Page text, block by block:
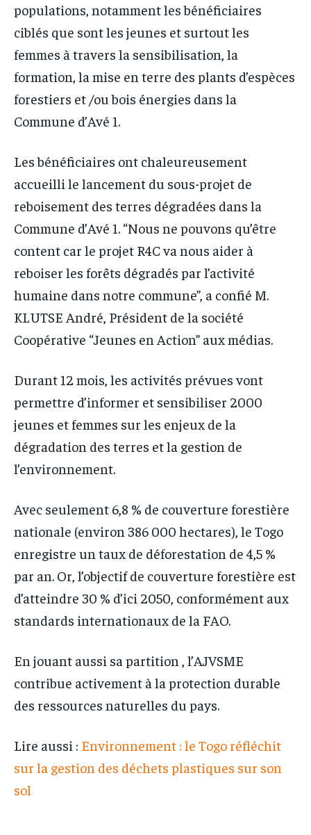
populations, notamment les bénéficiaires
ciblés que sont les jeunes et surtout les
femmes à travers la sensibilisation, la
formation, la mise en terre des plants d’espèces
forestiers et /ou bois énergies dans la
Commune d’Avé 1.
Les bénéficiaires ont chaleureusement
accueilli le lancement du sous-projet de
reboisement des terres dégradées dans la
Commune d’Avé 1. “Nous ne pouvons qu’être
content car le projet R4C va nous aider à
reboiser les forêts dégradés par l’activité
humaine dans notre commune”, a confié M.
KLUTSE André, Président de la société
Coopérative “Jeunes en Action” aux médias.
Durant 12 mois, les activités prévues vont
permettre d’informer et sensibiliser 2000
jeunes et femmes sur les enjeux de la
dégradation des terres et la gestion de
l’environnement.
Avec seulement 6,8 % de couverture forestière
nationale (environ 386 000 hectares), le Togo
enregistre un taux de déforestation de 4,5 %
par an. Or, l’objectif de couverture forestière est
d’atteindre 30 % d’ici 2050, conformément aux
standards internationaux de la FAO.
En jouant aussi sa partition , l’AJVSME
contribue activement à la protection durable
des ressources naturelles du pays.
Lire aussi : Environnement : le Togo réfléchit
sur la gestion des déchets plastiques sur son
sol